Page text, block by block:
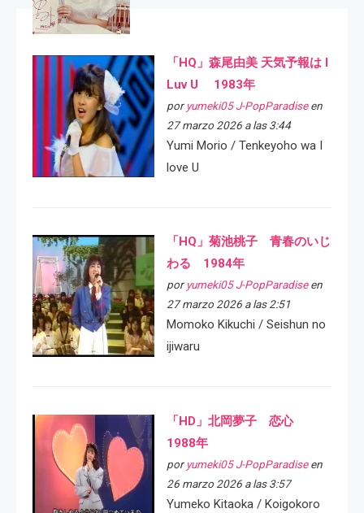
「HQ」森尾由美 天気予報は I
Luv U 1983年
por yumeki05 J-PopParadiseen
27 marzo 2026 a las 3:44
Yumi Morio / Tenkeyoho wa I
love U
「HQ」菊池桃子 青春のいじ
わる 1984年
por yumeki05 J-PopParadiseen
27 marzo 2026 a las 2:51
Momoko Kikuchi / Seishun no
ijiwaru
「HD」北岡夢子 恋心
1988年
por yumeki05 J-PopParadiseen
26 marzo 2026 a las 3:57
Yumeko Kitaoka / Koigokoro